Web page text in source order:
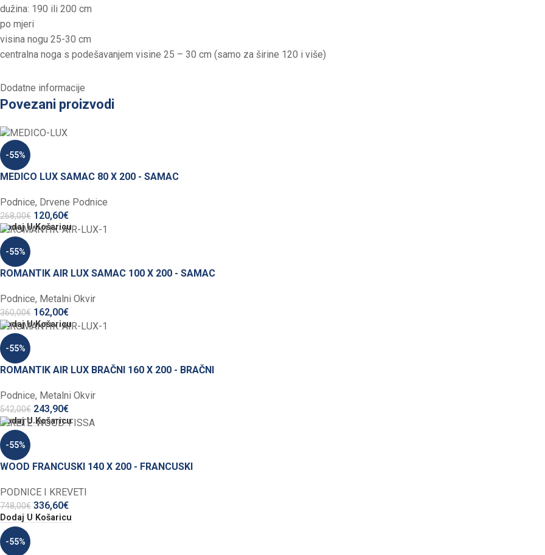
dužina: 190 ili 200 cm
po mjeri
visina nogu 25-30 cm
centralna noga s podešavanjem visine 25 – 30 cm (samo za širine 120 i više)
Dodatne informacije
Povezani proizvodi
-55%
MEDICO LUX SAMAC 80 X 200 - SAMAC
Podnice, Drvene Podnice
268,00€ 120,60€
Dodaj U Košaricu
-55%
ROMANTIK AIR LUX SAMAC 100 X 200 - SAMAC
Podnice, Metalni Okvir
360,00€ 162,00€
Dodaj U Košaricu
-55%
ROMANTIK AIR LUX BRAČNI 160 X 200 - BRAČNI
Podnice, Metalni Okvir
542,00€ 243,90€
Dodaj U Košaricu
-55%
WOOD FRANCUSKI 140 X 200 - FRANCUSKI
PODNICE I KREVETI
748,00€ 336,60€
Dodaj U Košaricu
-55%